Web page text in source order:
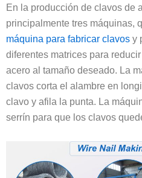
En la producción de clavos de
principalmente tres máquinas,
máquina para fabricar clavos y
diferentes matrices para
acero al tamaño deseado. La
clavos corta el alambre en
clavo y afila la punta. La
serrín para que los clavos